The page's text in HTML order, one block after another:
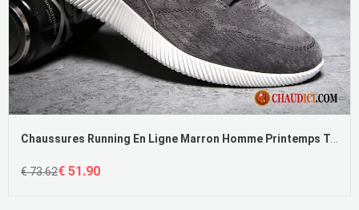
Chaussures Running En Ligne Marron Homme Printemps Tendance Cuir Véritable Chaussures De Course
€ 73.62€ 51.90